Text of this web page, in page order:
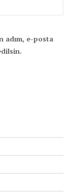
adım, e-posta